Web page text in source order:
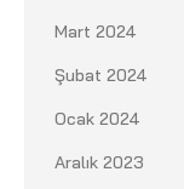
Mart 2024
Şubat 2024
Ocak 2024
Aralık 2023